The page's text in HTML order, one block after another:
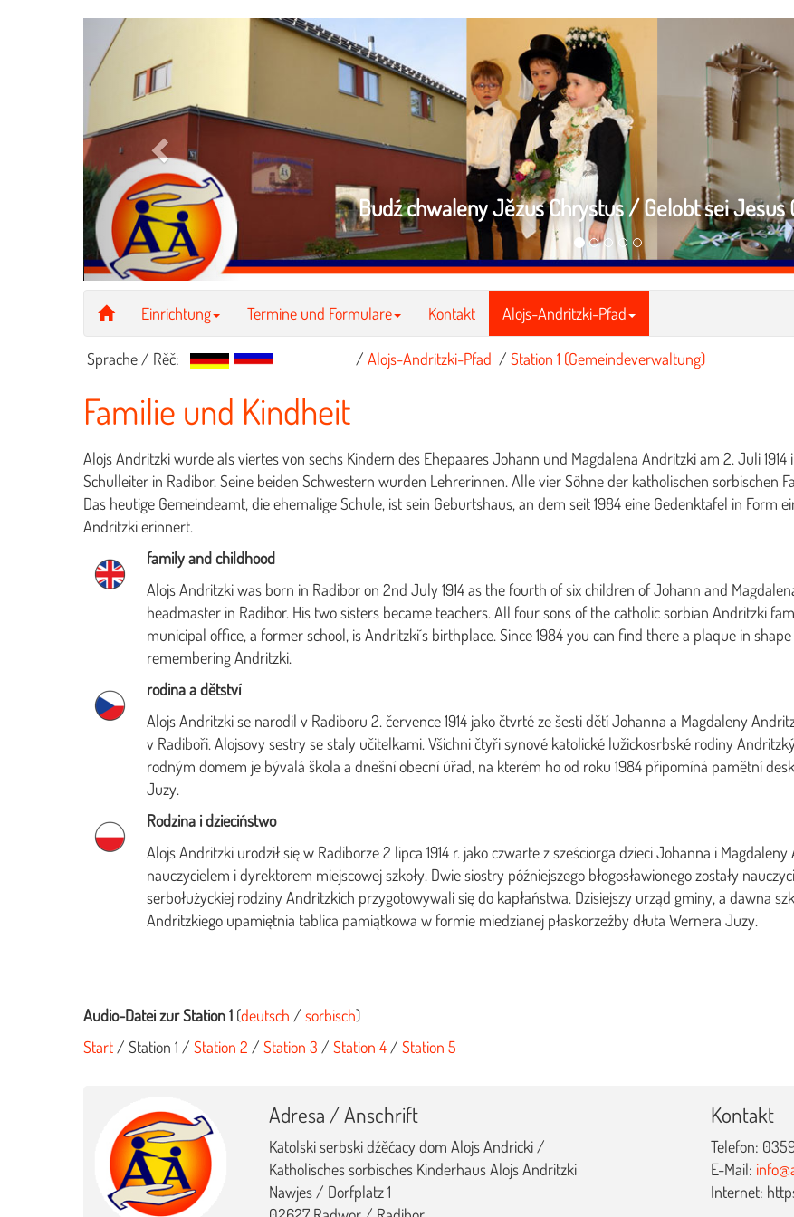
Budź chwaleny Jězus Chrystus / Gelobt sei Jesus
Einrichtung Termine und Formulare Kontakt Alojs-Andritzki-Pfad
Sprache / Rěč: / Alojs-Andritzki-Pfad / Station 1 (Gemeindeverwaltung)
Familie und Kindheit
Alojs Andritzki wurde als viertes von sechs Kindern des Ehepaares Johann und Magdalena Andritzki am 2. Juli
Schulleiter in Radibor. Seine beiden Schwestern wurden Lehrerinnen. Alle vier Söhne der katholischen sorbischen
Das heutige Gemeindeamt, die ehemalige Schule, ist sein Geburtshaus, an dem seit 1984 eine Gedenktafel in Form
Andritzki erinnert.
family and childhood
Alojs Andritzki was born in Radibor on 2nd July 1914 as the fourth of six children of Johann and
headmaster in Radibor. His two sisters became teachers. All four sons of the catholic sorbian Andritzki
municipal office, a former school, is Andritzki´s birthplace. Since 1984 you can find there a plaque in
remembering Andritzki.
rodina a dětství
Alojs Andritzki se narodil v Radiboru 2. července 1914 jako čtvrté ze šesti dětí Johanna a Magdaleny
v Radiboři. Alojsovy sestry se staly učitelkami. Všichni čtyři synové katolické lužickosrbské rodiny
rodným domem je bývalá škola a dnešní obecní úřad, na kterém ho od roku 1984 připomíná pamětní
Juzy.
Rodzina i dzieciństwo
Alojs Andritzki urodził się w Radiborze 2 lipca 1914 r. jako czwarte z sześciorga dzieci Johanna i
nauczycielem i dyrektorem miejscowej szkoły. Dwie siostry późniejszego błogosławionego zostały
serbołużyckiej rodziny Andritzkich przygotowywali się do kapłaństwa. Dzisiejszy urząd gminy, a dawna
Andritzkiego upamiętnia tablica pamiątkowa w formie miedzianej płaskorzeźby dłuta Wernera Juzy.
Audio-Datei zur Station 1 (deutsch / sorbisch)
Start / Station 1 / Station 2 / Station 3 / Station 4 / Station 5
Adresa / Anschrift
Katolski serbski dźěćacy dom Alojs Andricki /
Katholisches sorbisches Kinderhaus Alojs Andritzki
Nawjes / Dorfplatz 1
Kontakt
Telefon:
E-Mail:
Internet: